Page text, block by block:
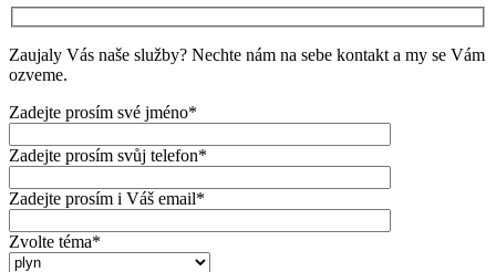
Zaujaly Vás naše služby? Nechte nám na sebe kontakt a my se Vám
ozveme.
Zadejte prosím své jméno*
Zadejte prosím svůj telefon*
Zadejte prosím i Váš email*
Zvolte téma*